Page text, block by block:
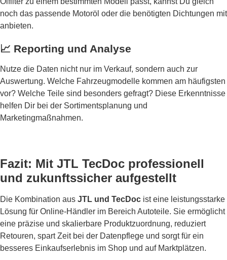
noch das passende Motoröl oder die benötigten Dichtungen mit
anbieten.
📈 Reporting und Analyse
Nutze die Daten nicht nur im Verkauf, sondern auch zur
Auswertung. Welche Fahrzeugmodelle kommen am häufigsten
vor? Welche Teile sind besonders gefragt? Diese Erkenntnisse
helfen Dir bei der Sortimentsplanung und
Marketingmaßnahmen.
Fazit: Mit JTL TecDoc professionell
und zukunftssicher aufgestellt
Die Kombination aus JTL und TecDoc ist eine leistungsstarke
Lösung für Online-Händler im Bereich Autoteile. Sie ermöglicht
eine präzise und skalierbare Produktzuordnung, reduziert
Retouren, spart Zeit bei der Datenpflege und sorgt für ein
besseres Einkaufserlebnis im Shop und auf Marktplätzen.